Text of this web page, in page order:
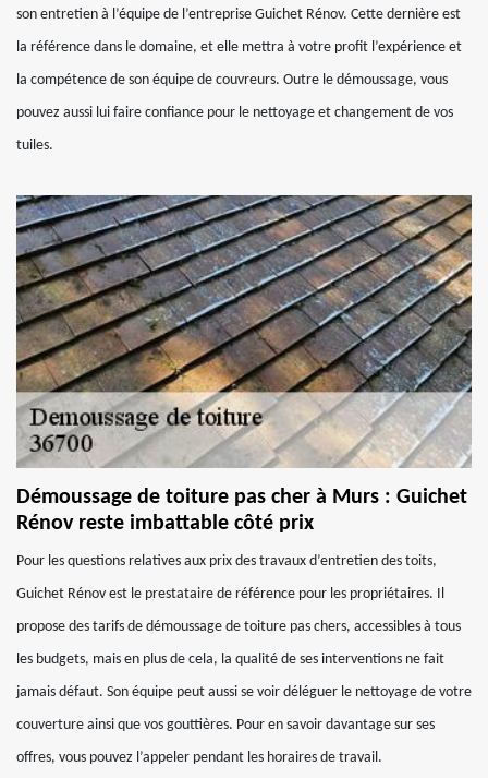
son entretien à l’équipe de l’entreprise Guichet Rénov. Cette dernière est
la référence dans le domaine, et elle mettra à votre profit l’expérience et
la compétence de son équipe de couvreurs. Outre le démoussage, vous
pouvez aussi lui faire confiance pour le nettoyage et changement de vos
tuiles.
Démoussage de toiture pas cher à Murs : Guichet
Rénov reste imbattable côté prix
Pour les questions relatives aux prix des travaux d’entretien des toits,
Guichet Rénov est le prestataire de référence pour les propriétaires. Il
propose des tarifs de démoussage de toiture pas chers, accessibles à tous
les budgets, mais en plus de cela, la qualité de ses interventions ne fait
jamais défaut. Son équipe peut aussi se voir déléguer le nettoyage de votre
couverture ainsi que vos gouttières. Pour en savoir davantage sur ses
offres, vous pouvez l’appeler pendant les horaires de travail.